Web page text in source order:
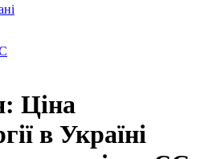
Ціна
в Україні